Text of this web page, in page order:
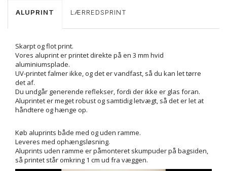
ALUPRINT LÆRREDSPRINT
Skarpt og flot print.
Vores aluprint er printet direkte på en 3 mm hvid
aluminiumsplade.
UV-printet falmer ikke, og det er vandfast, så du kan let tørre
det af.
Du undgår generende reflekser, fordi der ikke er glas foran.
Aluprintet er meget robust og samtidig letvægt, så det er let at
håndtere og hænge op.
Køb aluprints både med og uden ramme.
Leveres med ophængsløsning.
Aluprints uden ramme er påmonteret skumpuder på bagsiden,
så printet står omkring 1 cm ud fra væggen.